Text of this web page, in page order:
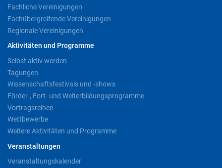
Fachliche Vereinigungen
Fachübergreifende Vereinigungen
Regionale Vereinigungen
Aktivitäten und Programme
Selbst aktiv werden
Tagungen
Wissenschaftsfestivals und -shows
Förder-, Fort- und Weiterbildungsprogramme
Vortragsreihen
Wettbewerbe
Weitere Aktivitäten und Programme
Veranstaltungen
Veranstaltungskalender